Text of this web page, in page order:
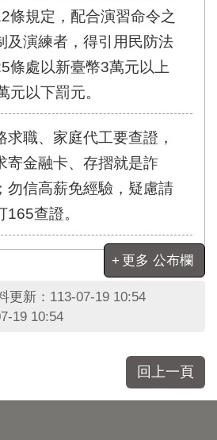
條規定，配合演習命令之
及演練者，得引用民防法
條處以新臺幣3萬元以上
元以下罰元。
求職、家庭代工要查證，
寄金融卡、存摺就是詐
勿信高薪免經驗，疑慮請
165查證。
更多 公布欄
更新： 113-07-19 10:54
19 10:54
回上一頁